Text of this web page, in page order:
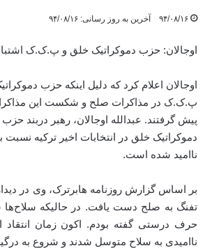
۹۴/۰۸/۱۶ آخرین به روز رسانی: ۹۴/۰۸/۱۶
اوجالان: حزب دموکراتیک خلق و پ.ک.ک
اوجالان اعلام کرد که دلیل اینکه حزب
پ.ک.ک در مذاکرات صلح و شکست این
پیش گرفتند. عبدالله اوجالان، رهبر دربند
دموکراتیک خلق در انتخابات اخیر ترکیه نسبت
ناامید شده است.
بر اساس گزارش روزنامه هابرترک، وی در
تفنگ به صلح دست یافت. در حالیکه
حرف درستی گفته بودم. اکون زمان
ناامیدی به سلاح متوسل شدند و شروع به